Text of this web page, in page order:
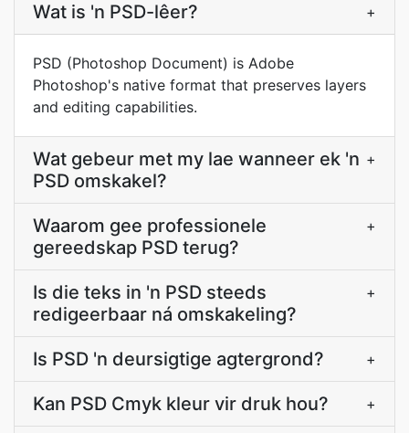
Wat is 'n PSD-lêer? +
PSD (Photoshop Document) is Adobe
Photoshop's native format that preserves layers
and editing capabilities.
Wat gebeur met my lae wanneer ek 'n
PSD omskakel?
+
Waarom gee professionele
gereedskap PSD terug?
+
Is die teks in 'n PSD steeds
redigeerbaar ná omskakeling?
+
Is PSD 'n deursigtige agtergrond? +
Kan PSD Cmyk kleur vir druk hou? +